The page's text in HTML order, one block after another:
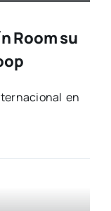
Room su
en